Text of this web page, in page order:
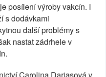
posílení výroby vakcín. I
s dodávkami
další problémy s
nastat zádrhele v
Carolina Dariasová v